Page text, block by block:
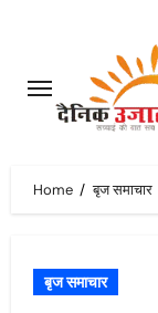
content
Home बृज समाचार
बृज समाचार